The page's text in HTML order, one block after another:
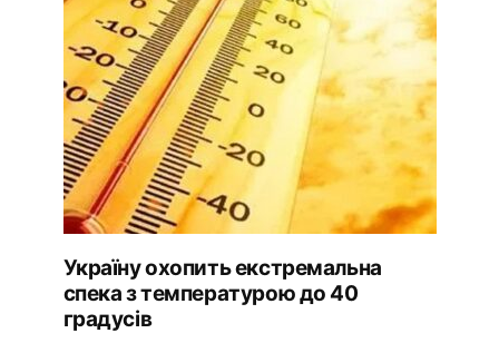
Україну охопить екстремальна
спека з температурою до 40
градусів